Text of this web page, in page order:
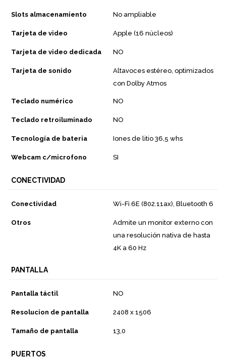
Slots almacenamiento No ampliable
Tarjeta de video Apple (16 núcleos)
Tarjeta de video dedicada NO
Tarjeta de sonido
Altavoces estéreo, optimizados
con Dolby Atmos
Teclado numérico NO
Teclado retroiluminado NO
Tecnología de bateria Iones de litio 36,5 whs
Webcam c/microfono SI
CONECTIVIDAD
Conectividad Wi-Fi 6E (802.11ax), Bluetooth 6
Otros
Admite un monitor externo con
una resolución nativa de hasta
4K a 60 Hz
PANTALLA
Pantalla táctil NO
Resolucion de pantalla 2408 x 1506
Tamaño de pantalla 13,0
PUERTOS